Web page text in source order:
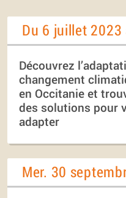
Du 6 juillet
Découvrez
changement
en Occitanie et
des solutions pour
adapter
Mer. 30